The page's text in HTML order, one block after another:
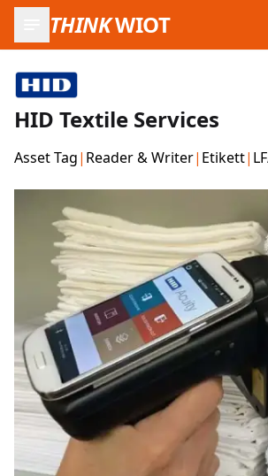
THINKWIOT
HID Textile Services
Asset Tag| Reader & Writer| Etikett|